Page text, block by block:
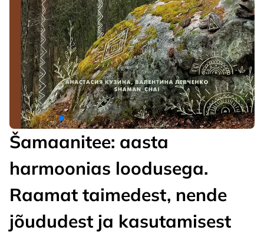
Šamaanitee: aasta
harmoonias loodusega.
Raamat taimedest, nende
jõududest ja kasutamisest